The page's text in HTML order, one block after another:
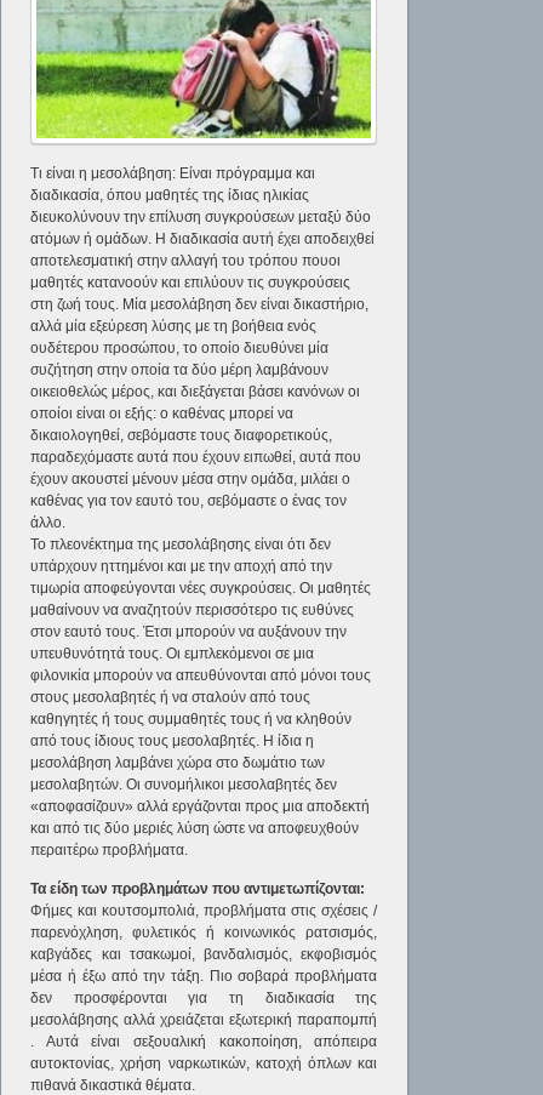
Τι είναι η μεσολάβηση: Είναι πρόγραμμα και
διαδικασία, όπου μαθητές της ίδιας ηλικίας
διευκολύνουν την επίλυση συγκρούσεων μεταξύ δύο
ατόμων ή ομάδων. Η διαδικασία αυτή έχει αποδειχθεί
αποτελεσματική στην αλλαγή του τρόπου πουοι
μαθητές κατανοούν και επιλύουν τις συγκρούσεις
στη ζωή τους. Μία μεσολάβηση δεν είναι δικαστήριο,
αλλά μία εξεύρεση λύσης με τη βοήθεια ενός
ουδέτερου προσώπου, το οποίο διευθύνει μία
συζήτηση στην οποία τα δύο μέρη λαμβάνουν
οικειοθελώς μέρος, και διεξάγεται βάσει κανόνων οι
οποίοι είναι οι εξής: ο καθένας μπορεί να
δικαιολογηθεί, σεβόμαστε τους διαφορετικούς,
παραδεχόμαστε αυτά που έχουν ειπωθεί, αυτά που
έχουν ακουστεί μένουν μέσα στην ομάδα, μιλάει ο
καθένας για τον εαυτό του, σεβόμαστε ο ένας τον
άλλο.
Το πλεονέκτημα της μεσολάβησης είναι ότι δεν
υπάρχουν ηττημένοι και με την αποχή από την
τιμωρία αποφεύγονται νέες συγκρούσεις. Οι μαθητές
μαθαίνουν να αναζητούν περισσότερο τις ευθύνες
στον εαυτό τους. Έτσι μπορούν να αυξάνουν την
υπευθυνότητά τους. Οι εμπλεκόμενοι σε μια
φιλονικία μπορούν να απευθύνονται από μόνοι τους
στους μεσολαβητές ή να σταλούν από τους
καθηγητές ή τους συμμαθητές τους ή να κληθούν
από τους ίδιους τους μεσολαβητές. Η ίδια η
μεσολάβηση λαμβάνει χώρα στο δωμάτιο των
μεσολαβητών. Οι συνομήλικοι μεσολαβητές δεν
«αποφασίζουν» αλλά εργάζονται προς μια αποδεκτή
και από τις δύο μεριές λύση ώστε να αποφευχθούν
περαιτέρω προβλήματα.
Τα είδη των προβλημάτων που αντιμετωπίζονται:
Φήμες και κουτσομπολιά, προβλήματα στις σχέσεις /
παρενόχληση, φυλετικός ή κοινωνικός ρατσισμός,
καβγάδες και τσακωμοί, βανδαλισμός, εκφοβισμός
μέσα ή έξω από την τάξη. Πιο σοβαρά προβλήματα
δεν προσφέρονται για τη διαδικασία της
μεσολάβησης αλλά χρειάζεται εξωτερική παραπομπή
. Αυτά είναι σεξουαλική κακοποίηση, απόπειρα
αυτοκτονίας, χρήση ναρκωτικών, κατοχή όπλων και
πιθανά δικαστικά θέματα.